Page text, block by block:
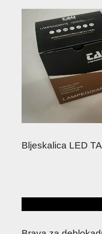
Bljeskalica LED